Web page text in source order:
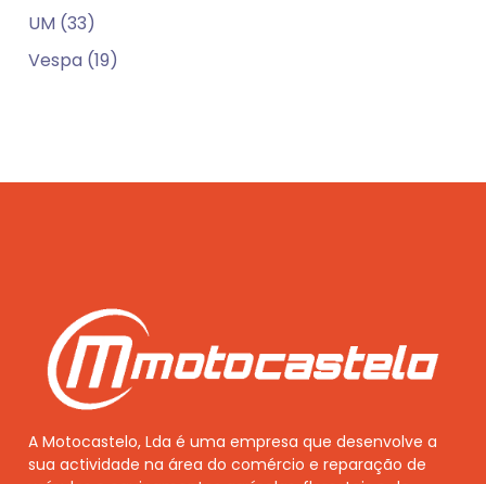
UM (33)
Vespa (19)
A Motocastelo, Lda é uma empresa que desenvolve a
sua actividade na área do comércio e reparação de